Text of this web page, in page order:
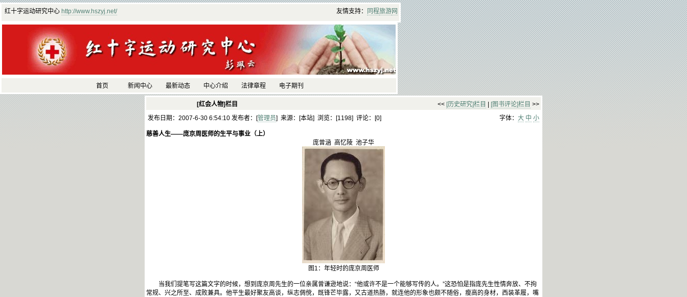
红十字运动研究中心 http://www.hszyj.net/ 友情支持： 同程旅游网
首页 新闻中心 最新动态 中心介绍 法律章程 电子期刊
[红会人物]栏目 << [历史研究]栏目 [图书评论]栏目 >>
发布日期：2007-6-30 6:54:10 发布者：[管理员] 来源：[本站] 浏览：[1198] 评论：[0] 字体： 大 中 小
慈善人生——庞京周医师的生平与事业（上）
庞曾涵 高忆陵 池子华
图1：年轻时的庞京周医师
当我们提笔写这篇文字的时候，想到庞京周先生的一位亲属曾谦逊地说：“他或许不是一个能够写传的人。”这恐怕是指庞先生性情奔放、不拘
常规、兴之所至、成败兼具。他平生最好聚友高谈，纵志倜傥，既锋芒毕露，又古道热肠，就连他的形象也颇不随俗，瘦高的身材，西装革履，嘴